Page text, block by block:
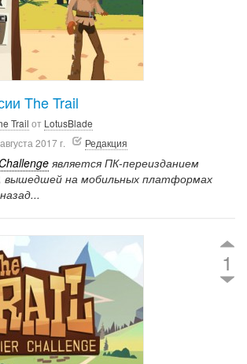
The Trail
Trail от LotusBlade
2017 г. Редакция
является ПК-переизданием
вышедшей на мобильных платформах
1